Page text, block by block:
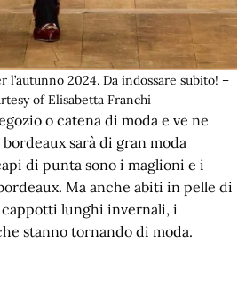
2024. Da indossare subito! –
of Elisabetta Franchi
o catena di moda e ve ne
sarà di gran moda
di punta sono i maglioni e i
Ma anche abiti in pelle di
cappotti lunghi invernali, i
stanno tornando di moda.